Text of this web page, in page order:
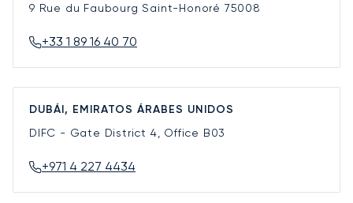
9 Rue du Faubourg Saint-Honoré 75008
+33 1 89 16 40 70
DUBÁI, EMIRATOS ÁRABES UNIDOS
DIFC - Gate District 4, Office B03
+971 4 227 4434